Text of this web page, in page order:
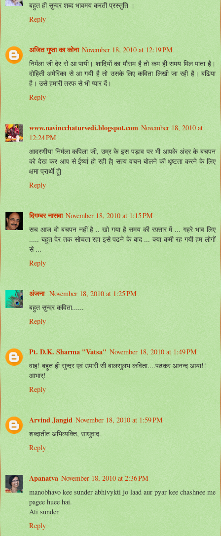
बहुत ही सुन्‍दर शब्‍द भावमय करती प्रस्‍तुति ।
Reply
अजित गुप्ता का कोना November 18, 2010 at 12:19 PM
निर्मला जी देर से आ पायी। शादियों का मौसम है तो कम ही समय मिल पाता है।
दोहिती अमेरिका से आ गयी है तो उसके लिए कविता लिखी जा रही है। बढिया
है। उसे हमारी तरफ से भी प्‍यार दें।
Reply
www.navincchaturvedi.blogspot.com November 18, 2010 at
12:24 PM
आदरणीया निर्मला कपिला जी, उम्र के इस पड़ाव पर भी आपके अंदर के बचपन
को देख कर आप से ईर्ष्या हो रही है| सत्य वचन बोलने की धृष्टता करने के लिए
क्षमा प्रार्थी हूँ|
Reply
दिगम्बर नासवा November 18, 2010 at 1:15 PM
सच आज वो बचपन नहीं है .. खो गया है समय की रफ़्तार में ... गहरे भाव लिए
..... बहुत देर तक सोचता रहा इसे पढने के बाद ... क्या कमी रह गयी हम लोगों
से ...
Reply
अंजना November 18, 2010 at 1:25 PM
बहुत सुन्दर कविता......
Reply
Pt. D.K. Sharma "Vatsa" November 18, 2010 at 1:49 PM
वाह! बहुत ही सुन्दर एवं उपारी सी बालसुलभ कविता....पढकर आनन्द आया!!
आभार्!
Reply
Arvind Jangid November 18, 2010 at 1:59 PM
शब्दातीत अभिव्यक्ति, साधुवाद.
Reply
Apanatva November 18, 2010 at 2:36 PM
manobhavo kee sunder abhivykti jo laad aur pyar kee chashnee me
pagee huee hai.
Ati sunder
Reply